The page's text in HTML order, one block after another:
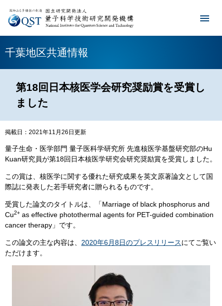
千葉地区共通情報
第18回日本核医学会研究奨励賞を受賞し
ました
掲載日：2021年11月26日更新
​量子生命・医学部門 量子医科学研究所 先進核医学基盤研究部のHu
Kuan研究員が第18回日本核医学研究会研究奨励賞を受賞しました。
この賞は、核医学に関する優れた研究成果を英文原著論文として国
際誌に発表した若手研究者に贈られるものです。
受賞した論文のタイトルは、「Marriage of black phosphorus and
Cu2+ as effective photothermal agents for PET-guided combination
cancer therapy」です。
この論文の主な内容は、 2020年6月8日のプレスリリースにてご覧い
ただけます。